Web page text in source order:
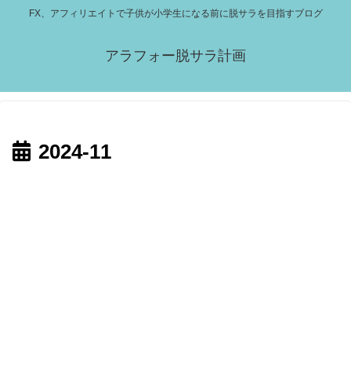
FX、アフィリエイトで子供が小学生になる前に脱サラを目指すブログ
アラフォー脱サラ計画
2024-11